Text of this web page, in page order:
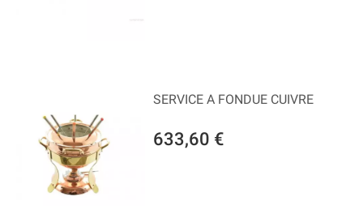
633,60 €
SERVICE A FONDUE CUIVRE